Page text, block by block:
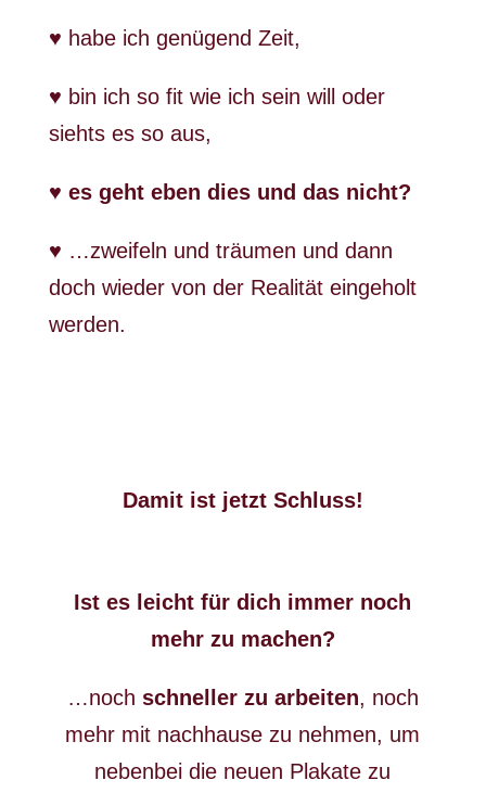
♥ habe ich genügend Zeit,
♥ bin ich so fit wie ich sein will oder
siehts es so aus,
♥ es geht eben dies und das nicht?
♥ …zweifeln und träumen und dann
doch wieder von der Realität eingeholt
werden.
Damit ist jetzt Schluss!
Ist es leicht für dich immer noch
mehr zu machen?
…noch schneller zu arbeiten, noch
mehr mit nachhause zu nehmen, um
nebenbei die neuen Plakate zu